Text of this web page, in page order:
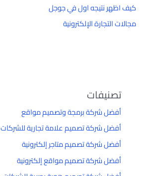
كيف اظهر نتيجه اول في جوجل
مجالات التجارة الإلكترونية
تصنيفات
أفضل شركة برمجة وتصميم مواقع
أفضل شركة تصميم علامة تجارية للشركات
أفضل شركة تصميم متاجر إلكترونية
أفضل شركة تصميم مواقع إلكترونية